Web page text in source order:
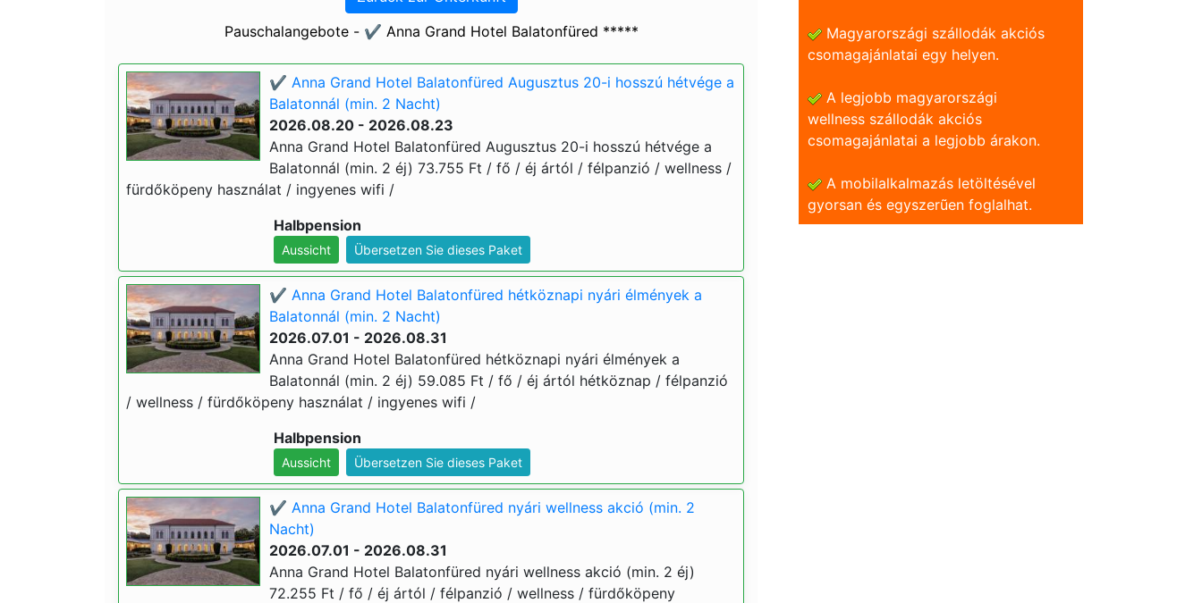
Pauschalangebote - ✔️ Anna Grand Hotel Balatonfüred *****
✔️ Anna Grand Hotel Balatonfüred Augusztus 20-i hosszú hétvége a
Balatonnál (min. 2 Nacht)
2026.08.20 - 2026.08.23
Anna Grand Hotel Balatonfüred Augusztus 20-i hosszú hétvége a
Balatonnál (min. 2 éj) 73.755 Ft / fő / éj ártól / félpanzió / wellness /
fürdőköpeny használat / ingyenes wifi /
Halbpension
Aussicht Übersetzen Sie dieses Paket
✔️ Anna Grand Hotel Balatonfüred hétköznapi nyári élmények a
Balatonnál (min. 2 Nacht)
2026.07.01 - 2026.08.31
Anna Grand Hotel Balatonfüred hétköznapi nyári élmények a
Balatonnál (min. 2 éj) 59.085 Ft / fő / éj ártól hétköznap / félpanzió
/ wellness / fürdőköpeny használat / ingyenes wifi /
Halbpension
Aussicht Übersetzen Sie dieses Paket
✔️ Anna Grand Hotel Balatonfüred nyári wellness akció (min. 2
Nacht)
2026.07.01 - 2026.08.31
Anna Grand Hotel Balatonfüred nyári wellness akció (min. 2 éj)
72.255 Ft / fő / éj ártól / félpanzió / wellness / fürdőköpeny
Magyarországi szállodák akciós
csomagajánlatai egy helyen.
A legjobb magyarországi
wellness szállodák akciós
csomagajánlatai a legjobb árakon.
A mobilalkalmazás letöltésével
gyorsan és egyszerũen foglalhat.